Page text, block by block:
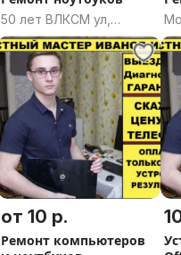
50 лет ВЛКСМ ул,
Бобруйск, Могилёвская
область
от 10 р.
Ремонт компьютеров